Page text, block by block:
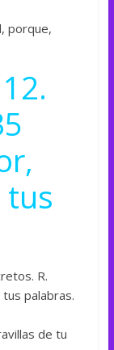
porque,
tus
R.
palabras.
de tu